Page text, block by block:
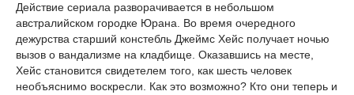
Действие сериала разворачивается в небольшом
австралийском городке Юрана. Во время очередного
дежурства старший констебль Джеймс Хейс получает ночью
вызов о вандализме на кладбище. Оказавшись на месте,
Хейс становится свидетелем того, как шесть человек
необъяснимо воскресли. Как это возможно? Кто они теперь и